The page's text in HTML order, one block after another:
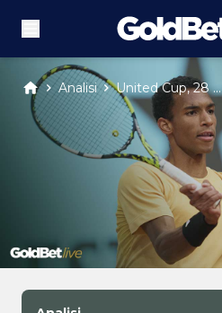
Analisi United Cup, 28 ...